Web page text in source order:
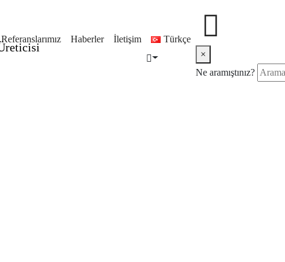
Referanslarımız Haberler İletişim
Türkçe
×
Ne aramıştınız?